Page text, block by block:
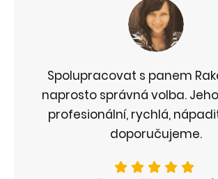
Spolupracovat s panem
naprosto správná volba.
profesionální, rychlá,
doporučujeme.